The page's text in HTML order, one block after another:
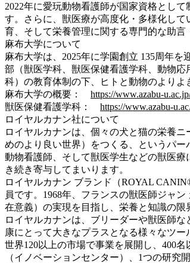
2022年に愛玩動物看護師が国家資格とし
す。さらに、獣医療が高度化・多様化し
育、そして栄養管理に関する専門的な助
麻布大学について
麻布大学は、2025年に学園創立 135周年
部（獣医学科、獣医保健看護学科、動物
科）の教育体制の下、ヒトと動物のよりよ
麻布大学の概要： https://www.azabu-
獣医保健看護学科： https://www.azabu-
ロイヤルカナン社について
ロイヤルカナンは、個々の犬と猫の栄養
めのより良い世界）をつくる、というパ
動物看護師、そして獣医学生などの獣医
き続き寄与してまいります。
ロイヤルカナン ブランド（ROYAL
員です。1968年、フランスの獣医師ジャ
在意義）の実現を目指し、栄養と知識の限
ロイヤルカナンは、ブリーダーや獣医師
康にとって大きなプラスとなる様々なツ
世界120以上の市場で事業を展開し、400
（イノベーションセンター）、1つの研究